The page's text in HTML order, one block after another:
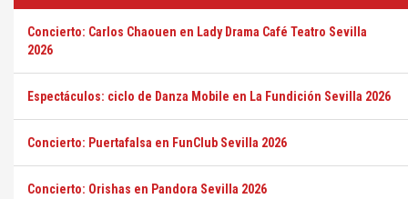
Concierto: Carlos Chaouen en Lady Drama Café Teatro Sevilla
2026
Espectáculos: ciclo de Danza Mobile en La Fundición Sevilla 2026
Concierto: Puertafalsa en FunClub Sevilla 2026
Concierto: Orishas en Pandora Sevilla 2026